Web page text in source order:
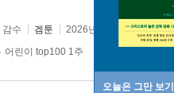
오늘은 그만 보기
감수 겜툰 2026년 05월 12일
어린이 top100 1주